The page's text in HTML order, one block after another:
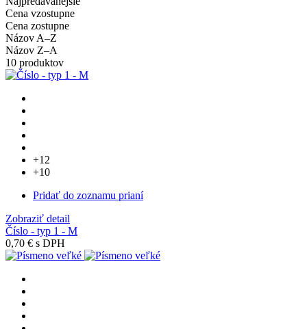
Cena vzostupne
Cena zostupne
Názov A–Z
Názov Z–A
10 produktov
+12
+10
Pridať do zoznamu prianí
Zobraziť detail
Číslo - typ 1 - M
0,70 € s DPH